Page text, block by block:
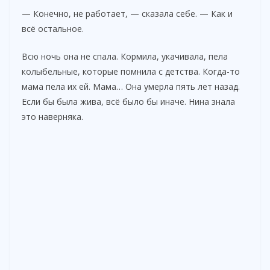
— Конечно, не работает, — сказала себе. — Как и
всё остальное.
Всю ночь она не спала. Кормила, укачивала, пела
колыбельные, которые помнила с детства. Когда-то
мама пела их ей. Мама… Она умерла пять лет назад.
Если бы была жива, всё было бы иначе. Нина знала
это наверняка.